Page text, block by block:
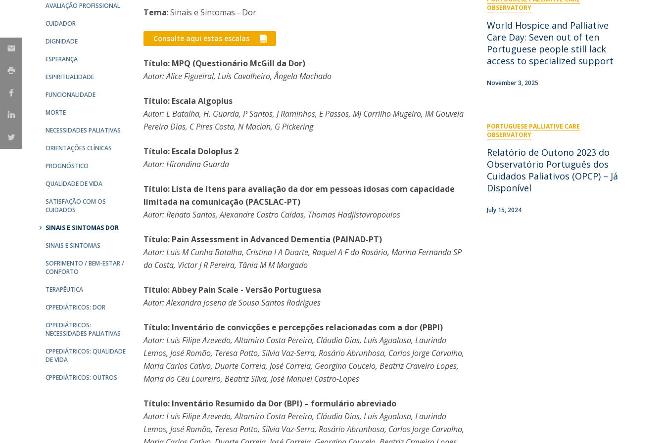
UCP2 Mental Health
UCP4SUCCESS
AVALIAÇÃO PROFISSIONAL
CUIDADOR
DIGNIDADE
ESPERANÇA
ESPIRITUALIDADE
FUNCIONALIDADE
MORTE
NECESSIDADES PALIATIVAS
ORIENTAÇÕES CLÍNICAS
PROGNÓSTICO
QUALIDADE DE VIDA
SATISFAÇÃO COM OS
CUIDADOS
SINAIS E SINTOMAS DOR
SINAIS E SINTOMAS
SOFRIMENTO / BEM-ESTAR /
CONFORTO
TERAPÊUTICA
CPPEDIÁTRICOS: DOR
CPPEDIÁTRICOS:
NECESSIDADES PALIATIVAS
CPPEDIÁTRICOS: QUALIDADE
DE VIDA
CPPEDIÁTRICOS: OUTROS
Tema: Sinais e Sintomas - Dor
Consulte aqui estas escalas
Título: MPQ (Questionário McGill da Dor)
Autor: Alice Figueiral, Luís Cavalheiro, Ângela Machado
Título: Escala Algoplus
Autor: L Batalha, H. Guarda, P Santos, J Raminhos, E Passos, MJ Carrilho Mugeiro, IM Gouveia
Pereira Dias, C Pires Costa, N Macian, G Pickering
Título: Escala Doloplus 2
Autor: Hirondina Guarda
Título: Lista de itens para avaliação da dor em pessoas idosas com capacidade
limitada na comunicação (PACSLAC-PT)
Autor: Renato Santos, Alexandre Castro Caldas, Thomas Hadjistavropoulos
Título: Pain Assessment in Advanced Dementia (PAINAD-PT)
Autor: Luís M Cunha Batalha, Cristina I A Duarte, Raquel A F do Rosário, Marina Fernanda SP
da Costa, Victor J R Pereira, Tânia M M Morgado
Título: Abbey Pain Scale - Versão Portuguesa
Autor: Alexandra Jose­na de Sousa Santos Rodrigues
Título: Inventário de convicções e percepções relacionadas com a dor (PBPI)
Autor: Luís Filipe Azevedo, Altamiro Costa Pereira, Cláudia Dias, Luís Agualusa, Laurinda
Lemos, José Romão, Teresa Patto, Sílvia Vaz-Serra, Rosário Abrunhosa, Carlos Jorge Carvalho,
Maria Carlos Cativo, Duarte Correia, José Correia, Georgina Coucelo, Beatriz Craveiro Lopes,
Maria do Céu Loureiro, Beatriz Silva, José Manuel Castro-Lopes
Título: Inventário Resumido da Dor (BPI) – formulário abreviado
Autor: Luís Filipe Azevedo, Altamiro Costa Pereira, Cláudia Dias, Luís Agualusa, Laurinda
Lemos, José Romão, Teresa Patto, Sílvia Vaz-Serra, Rosário Abrunhosa, Carlos Jorge Carvalho,
OBSERVATORY
World Hospice and Palliative
Care Day: Seven out of ten
Portuguese people still lack
access to specialized support
November 3, 2025
PORTUGUESE PALLIATIVE CARE
OBSERVATORY
Relatório de Outono 2023 do
Observatório Português dos
Cuidados Paliativos (OPCP) – Já
Disponível
July 15, 2024